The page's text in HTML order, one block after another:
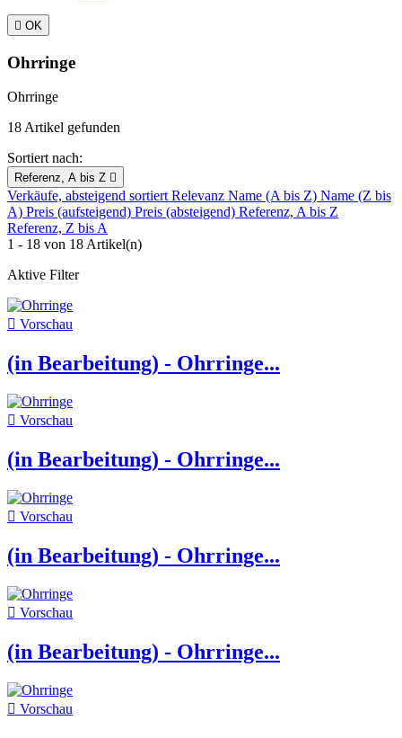
 OK
Ohrringe
Ohrringe
18 Artikel gefunden
Sortiert nach:
Referenz, A bis Z 
Verkäufe, absteigend sortiertRelevanz Name (A bis Z) Name (Z bis
A) Preis (aufsteigend) Preis (absteigend) Referenz, A bis Z
Referenz, Z bis A
1 - 18 von 18 Artikel(n)
Aktive Filter
 Vorschau
(in Bearbeitung) - Ohrringe...
 Vorschau
(in Bearbeitung) - Ohrringe...
 Vorschau
(in Bearbeitung) - Ohrringe...
 Vorschau
(in Bearbeitung) - Ohrringe...
 Vorschau